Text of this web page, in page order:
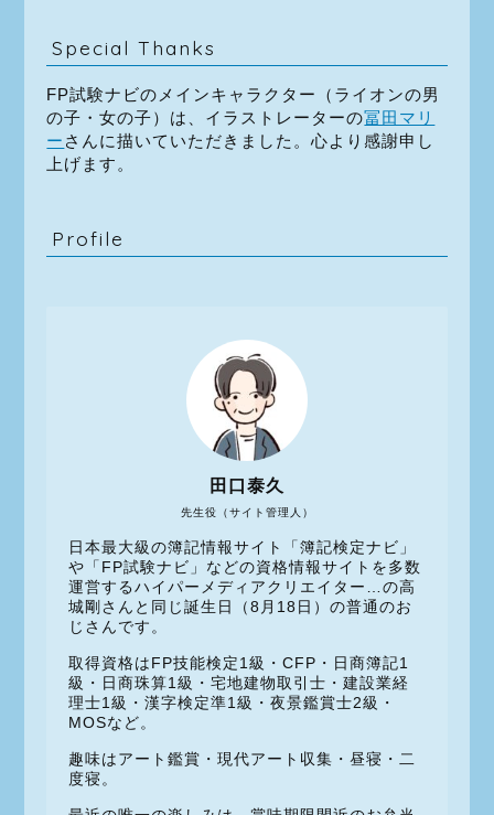
Special Thanks
FP試験ナビのメインキャラクター（ライオンの男
の子・女の子）は、イラストレーターの冨田マリ
ー さんに描いていただきました。心より感謝申し
上げます。
Profile
先生役（サイト管理人）
田口泰久
日本最大級の簿記情報サイト「簿記検定ナビ」
や「FP試験ナビ」などの資格情報サイトを多数
運営するハイパーメディアクリエイター…の高
城剛さんと同じ誕生日（8月18日）の普通のお
じさんです。
取得資格はFP技能検定1級・CFP・日商簿記1
級・日商珠算1級・宅地建物取引士・建設業経
理士1級・漢字検定準1級・夜景鑑賞士2級・
MOSなど。
趣味はアート鑑賞・現代アート収集・昼寝・二
度寝。